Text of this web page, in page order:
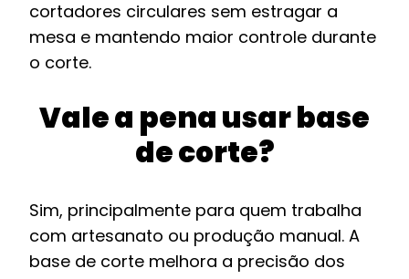
cortadores circulares sem estragar a
mesa e mantendo maior controle durante
o corte.
Vale a pena usar base
de corte?
Sim, principalmente para quem trabalha
com artesanato ou produção manual. A
base de corte melhora a precisão dos